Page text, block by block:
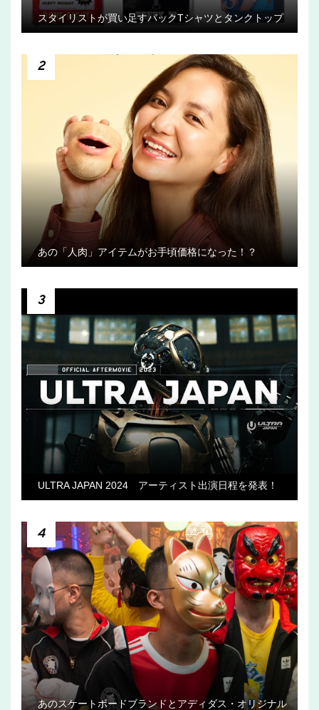
スタイリストが買い足すパックTシャツとタンクトップ
2
あの「人肉」アイテムがお手頃価格になった！？
3
ULTRA JAPAN 2024 アーティスト出演日程を発表！
4
あのスケートボードブランドとアディダス・オリジナル